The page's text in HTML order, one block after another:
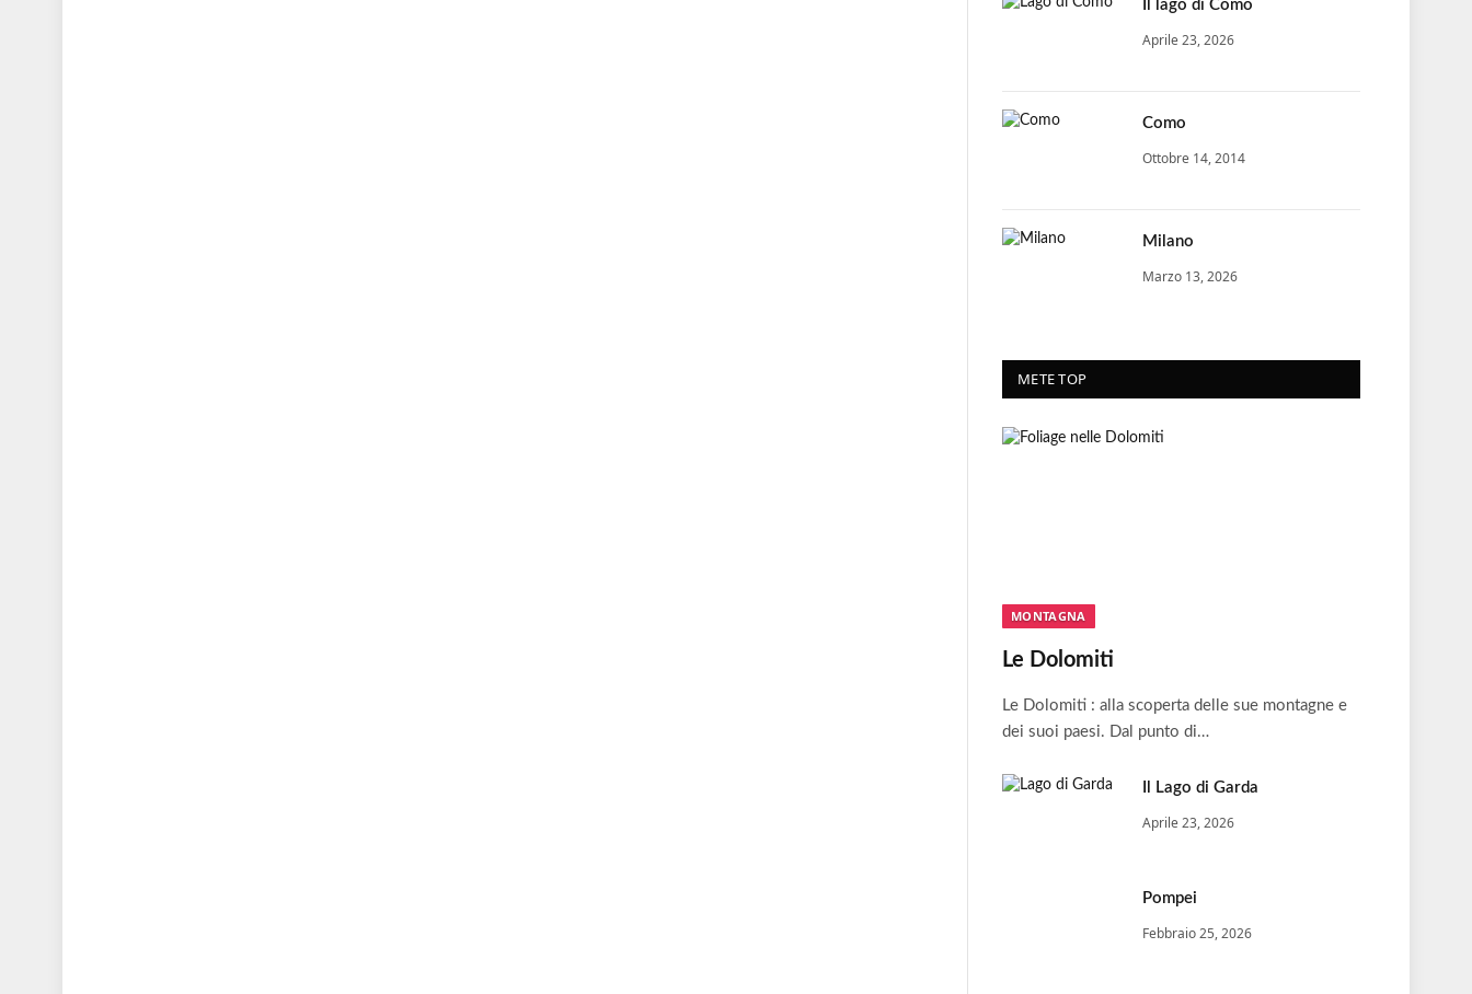
Il lago di Como
Aprile 23, 2026
Como
Ottobre 14, 2014
Milano
Marzo 13, 2026
METE TOP
MONTAGNA
Le Dolomiti
Le Dolomiti : alla scoperta delle sue montagne e
dei suoi paesi. Dal punto di…
Il Lago di Garda
Aprile 23, 2026
Pompei
Febbraio 25, 2026